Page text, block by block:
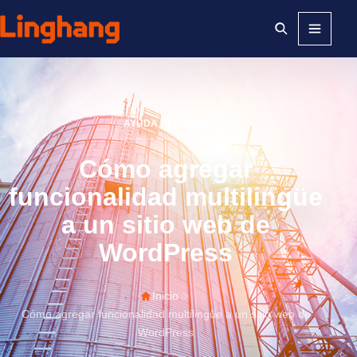
Menú
AYUDA DEL TEMA
Cómo agregar
funcionalidad multilingüe
a un sitio web de
WordPress
Inicio >
Cómo agregar funcionalidad multilingüe a un sitio web de
WordPress